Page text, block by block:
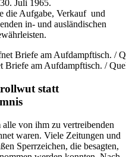
Juli 1965.
die Aufgabe, Verkauf und
in- und ausländischen
Briefe am Aufdampftisch. /
statt
von ihm zu vertreibenden
waren. Viele Zeitungen und
Sperrzeichen, die besagten,